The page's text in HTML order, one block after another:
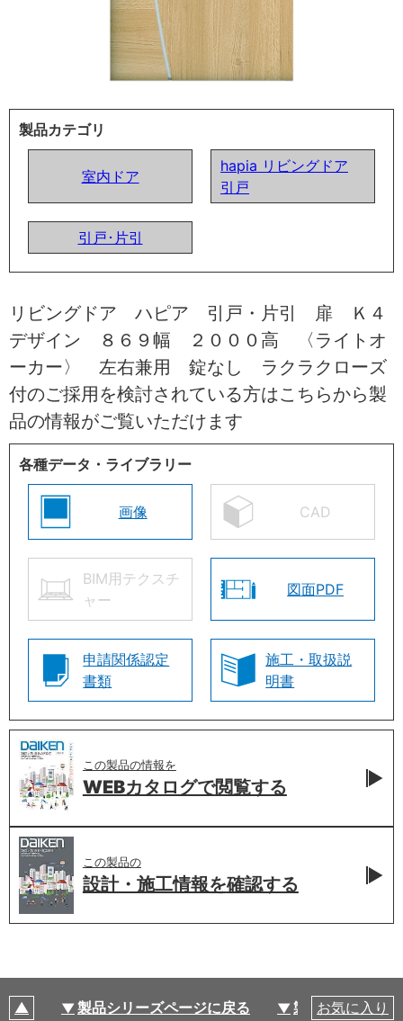
製品カテゴリ
室内ドア
hapia リビングドア
引戸
引戸･片引
リビングドア ハピア 引戸・片引 扉 Ｋ４
デザイン ８６９幅 ２０００高 〈ライトオ
ーカー〉 左右兼用 錠なし ラクラクローズ
付のご採用を検討されている方はこちらから製
品の情報がご覧いただけます
各種データ・ライブラリー
画像 CAD
BIM用テクスチ
ャー
図面PDF
申請関係認定
書類
施工・取扱説
明書
この製品の情報を
WEBカタログで閲覧する
この製品の
設計・施工情報を確認する
製品シリーズページに戻る 製品仕様
お気に入り